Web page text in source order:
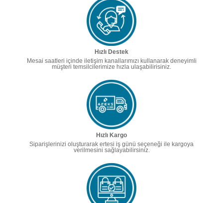
Hızlı Destek
Mesai saatleri içinde iletişim kanallarımızı kullanarak deneyimli
müşteri temsilcilerimize hızla ulaşabilirisiniz.
Hızlı Kargo
Siparişlerinizi oluşturarak ertesi iş günü seçeneği ile kargoya
verilmesini sağlayabilirsiniz.